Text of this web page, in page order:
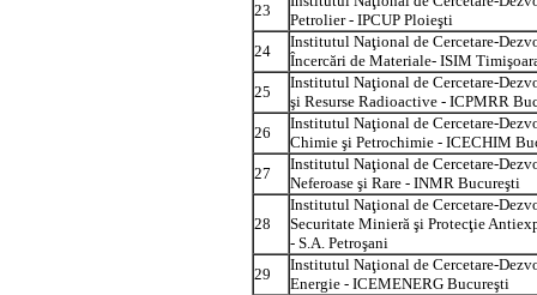
23
Petrolier - IPCUP Ploieşti
24
Institutul Naţional de Cercetare-
Încercări de Materiale- ISIM
25
Institutul Naţional de Cercetare-
şi Resurse Radioactive - ICPMRR
26
Institutul Naţional de Cercetare-
Chimie şi Petrochimie - ICECHIM
27
Institutul Naţional de Cercetare-
Neferoase şi Rare - INMR Bucureşti
28
Institutul Naţional de Cercetare-
Securitate Minieră şi Protecţie
- S.A. Petroşani
29
Institutul Naţional de Cercetare-
Energie - ICEMENERG Bucureşti